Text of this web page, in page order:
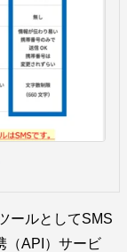
ールとしてSMS
（API）サービ